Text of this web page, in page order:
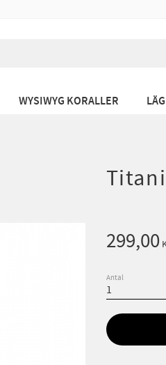
WYSIWYG KORALLER
299,00
Antal